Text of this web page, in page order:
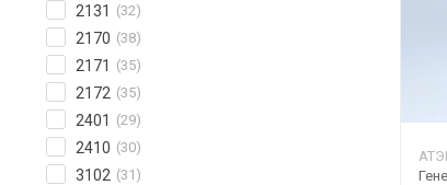
2131 (32)
2170 (38)
2171 (35)
2172 (35)
2401 (29)
2410 (30)
3102 (31)